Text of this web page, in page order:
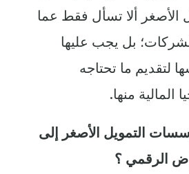
ألا تسأل فقط عما
بل يجب عليها
لتقديم ما تحتاجه
منها.
التمويل الأصغر إلى
الرقمي ؟